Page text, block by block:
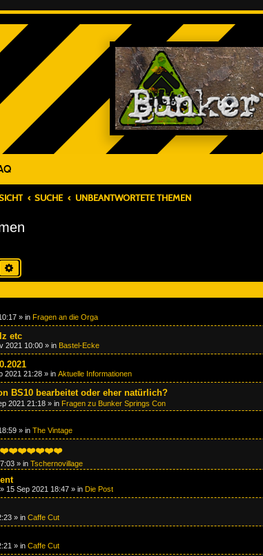
SUCHE UNBEANTWORTETE THEMEN
Suche
» in Fragen an die Orga
etc
2021 10:00 » in Bastel-Ecke
2021 21:28 » in Aktuelle Informationen
BS10 bearbeitet oder eher natürlich?
2021 21:18 » in Fragen zu Bunker Springs Con
» in The Vintage
» in Tschernovillage
» 15 Sep 2021 18:47 » in Die Post
» in Caffe Cut
» in Caffe Cut